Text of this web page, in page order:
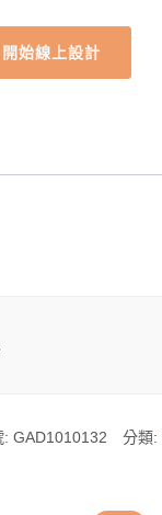
開始線上設計
:GAD1010132 分類: